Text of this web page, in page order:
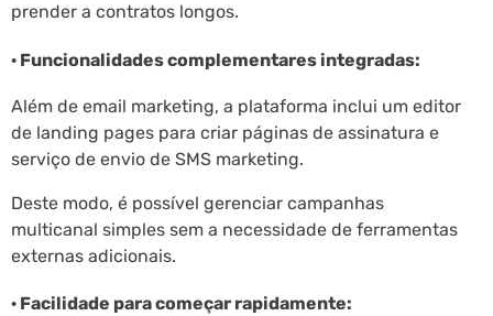
prender a contratos longos.
· Funcionalidades complementares integradas:
Além de email marketing, a plataforma inclui um editor
de landing pages para criar páginas de assinatura e
serviço de envio de SMS marketing.
Deste modo, é possível gerenciar campanhas
multicanal simples sem a necessidade de ferramentas
externas adicionais.
· Facilidade para começar rapidamente: